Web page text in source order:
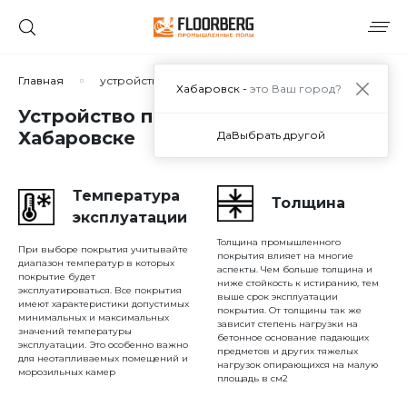
Главная устройство полов паркинга
Устройство полов паркинга в
Хабаровске
Температура
эксплуатации
При выборе покрытия учитывайте
диапазон температур в которых
покрытие будет
эксплуатироваться. Все покрытия
имеют характеристики допустимых
минимальных и максимальных
значений температуры
эксплуатации. Это особенно важно
для неотапливаемых помещений и
морозильных камер
Толщина
Толщина промышленного
покрытия влияет на многие
аспекты. Чем больше толщина и
ниже стойкость к истиранию, тем
выше срок эксплуатации
покрытия. От толщины так же
зависит степень нагрузки на
бетонное основание падающих
предметов и других тяжелых
нагрузок опирающихся на малую
площадь в см2
Хабаровск - это Ваш город?
ДаВыбрать другой